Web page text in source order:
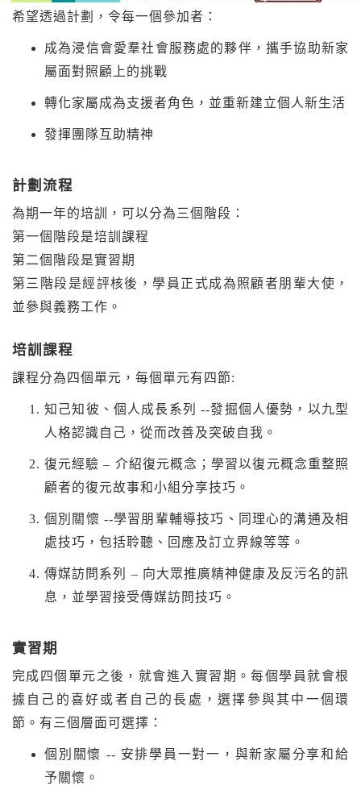
希望透過計劃，令每一個參加者：
成為浸信會愛羣社會服務處的夥伴，攜手協助新家
屬面對照顧上的挑戰
轉化家屬成為支援者角色，並重新建立個人新生活
發揮團隊互助精神
計劃流程
為期一年的培訓，可以分為三個階段：
第一個階段是培訓課程
第二個階段是實習期
第三階段是經評核後，學員正式成為照顧者朋輩大使，
並參與義務工作。
培訓課程
課程分為四個單元，每個單元有四節:
知己知彼、個人成長系列 --發掘個人優勢，以九型
人格認識自己，從而改善及突破自我。
復元經驗 – 介紹復元概念；學習以復元概念重整照
顧者的復元故事和小組分享技巧。
個別關懷 --學習朋輩輔導技巧、同理心的溝通及相
處技巧，包括聆聽、回應及訂立界線等等。
傳媒訪問系列 – 向大眾推廣精神健康及反污名的訊
息，並學習接受傳媒訪問技巧。
實習期
完成四個單元之後，就會進入實習期。每個學員就會根
據自己的喜好或者自己的長處，選擇參與其中一個環
節。有三個層面可選擇：
個別關懷 -- 安排學員一對一，與新家屬分享和給
予關懷。